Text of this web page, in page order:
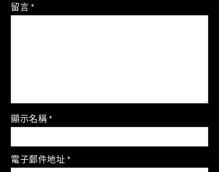
留言 *
顯示名稱 *
電子郵件地址 *